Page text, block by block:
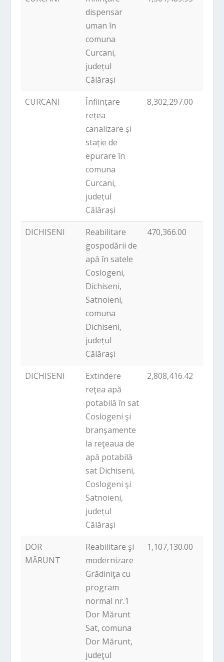
dispensar
uman în
comuna
Curcani,
județul
Călărași
CURCANI
Înființare
rețea
canalizare și
stație de
epurare în
comuna
Curcani,
județul
Călărași
8,302,297.00
DICHISENI
Reabilitare
gospodării de
apă în satele
Coslogeni,
Dichiseni,
Satnoieni,
comuna
Dichiseni,
județul
Călărași
470,366.00
DICHISENI
Extindere
reţea apă
potabilă în sat
Coslogeni şi
branşamente
la reţeaua de
apă potabilă
sat Dichiseni,
Coslogeni şi
Satnoieni,
județul
Călărași
2,808,416.42
DOR
MĂRUNT
Reabilitare şi
modernizare
Grădiniţa cu
program
normal nr.1
Dor Mărunt
Sat, comuna
Dor Mărunt,
judeţul
1,107,130.00